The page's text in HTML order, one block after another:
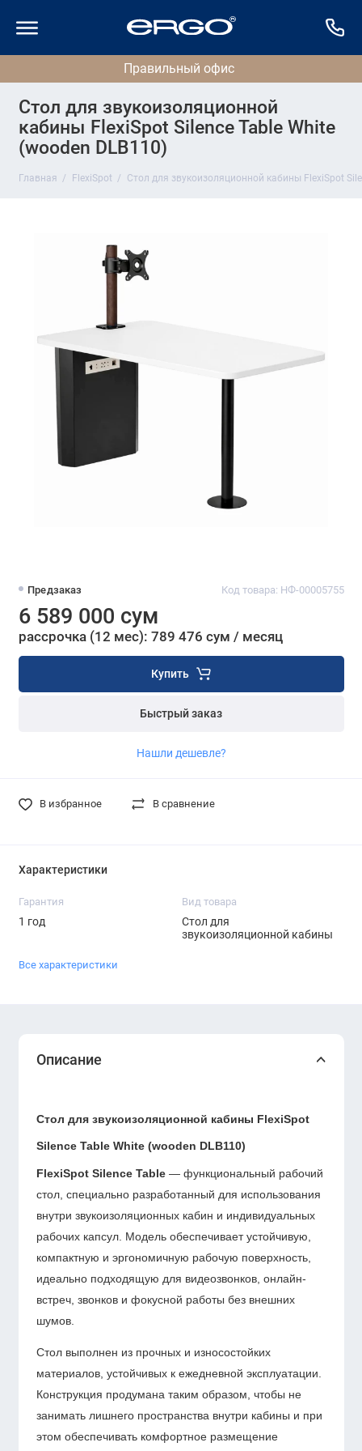
Стол для звукоизоляционной
кабины FlexiSpot Silence Table White
(wooden DLB110)
Главная FlexiSpot Стол для звукоизоляционной кабины FlexiSpot
Предзаказ Код товара: НФ-00005755
6 589 000 сум
рассрочка (12 мес): 789 476 сум / месяц
Купить
Быстрый заказ
Нашли дешевле?
В избранное В сравнение
Характеристики
Гарантия
1 год
Вид товара
Стол для
звукоизоляционной кабины
Все характеристики
Описание
Стол для звукоизоляционной кабины FlexiSpot
Silence Table White (wooden DLB110)
FlexiSpot Silence Table — функциональный рабочий
стол, специально разработанный для использования
внутри звукоизоляционных кабин и индивидуальных
рабочих капсул. Модель обеспечивает устойчивую,
компактную и эргономичную рабочую поверхность,
идеально подходящую для видеозвонков, онлайн-
встреч, звонков и фокусной работы без внешних
шумов.
Стол выполнен из прочных и износостойких
материалов, устойчивых к ежедневной эксплуатации.
Конструкция продумана таким образом, чтобы не
занимать лишнего пространства внутри кабины и при
этом обеспечивать комфортное размещение